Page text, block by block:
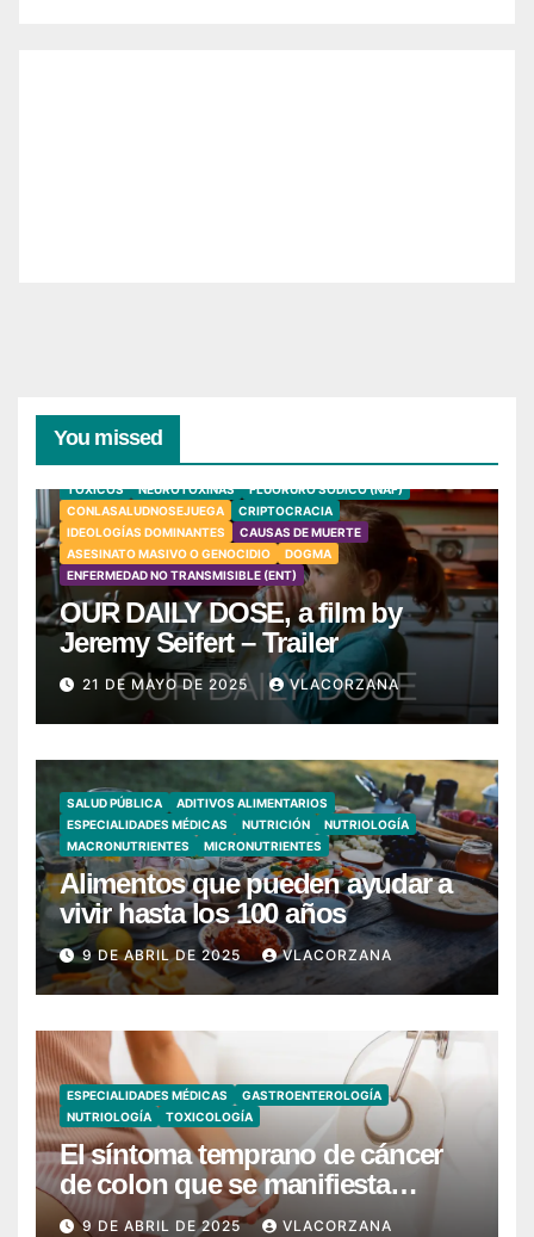
You missed
TÓXICOS NEUROTOXINAS
FLUORURO SÓDICO (NAF)
CONLASALUDNOSEJUEGA
CRIPTOCRACIA
IDEOLOGÍAS DOMINANTES
CAUSAS DE MUERTE
ASESINATO MASIVO O GENOCIDIO
DOGMA
ENFERMEDAD NO TRANSMISIBLE (ENT)
OUR DAILY DOSE, a film by
Jeremy Seifert – Trailer
21 DE MAYO DE 2025 VLACORZANA
SALUD PÚBLICA
ADITIVOS ALIMENTARIOS
ESPECIALIDADES MÉDICAS
NUTRICIÓN
NUTRIOLOGÍA
MACRONUTRIENTES
MICRONUTRIENTES
Alimentos que pueden ayudar a
vivir hasta los 100 años
9 DE ABRIL DE 2025 VLACORZANA
ESPECIALIDADES MÉDICAS
GASTROENTEROLOGÍA
NUTRIOLOGÍA
TOXICOLOGÍA
El síntoma temprano de cáncer
de colon que se manifiesta
cuando vas al baño
9 DE ABRIL DE 2025 VLACORZANA